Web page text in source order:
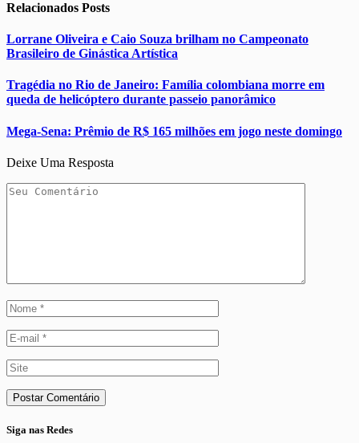
Relacionados Posts
Lorrane Oliveira e Caio Souza brilham no Campeonato
Brasileiro de Ginástica Artística
Tragédia no Rio de Janeiro: Família colombiana morre em
queda de helicóptero durante passeio panorâmico
Mega-Sena: Prêmio de R$ 165 milhões em jogo neste domingo
Deixe Uma Resposta
Siga nas Redes